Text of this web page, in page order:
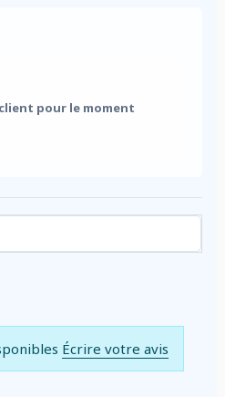
pour le moment
Écrire votre avis